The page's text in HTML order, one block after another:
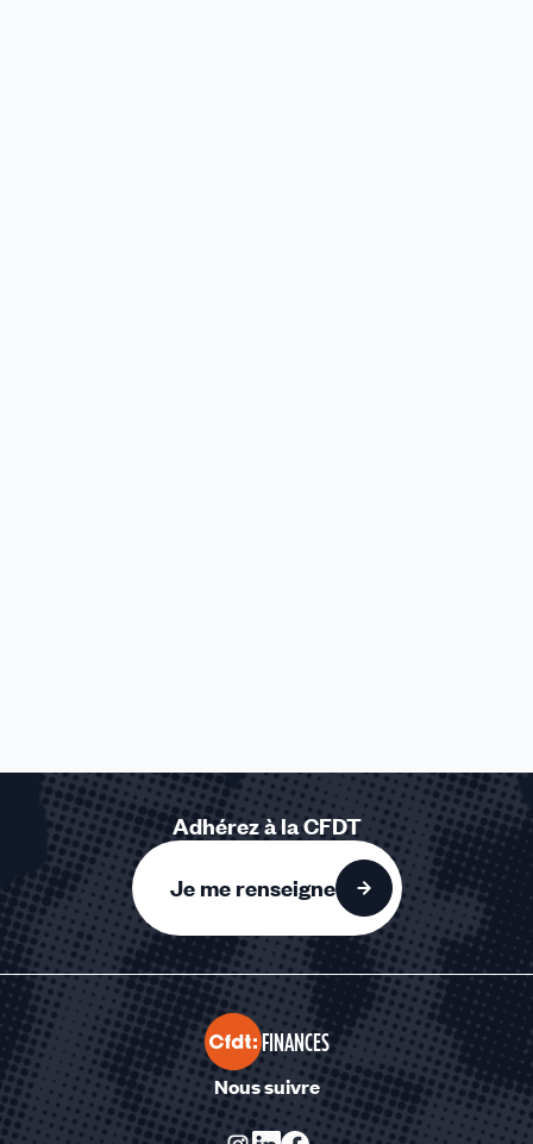
Adhérez à la CFDT
Je me renseigne
FINANCES
Nous suivre